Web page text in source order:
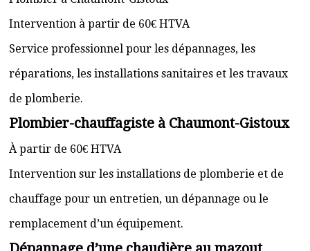
Intervention à partir de 60€ HTVA
Service professionnel pour les dépannages, les
réparations, les installations sanitaires et les travaux
de plomberie.
Plombier-chauffagiste à Chaumont-Gistoux
À partir de 60€ HTVA
Intervention sur les installations de plomberie et de
chauffage pour un entretien, un dépannage ou le
remplacement d’un équipement.